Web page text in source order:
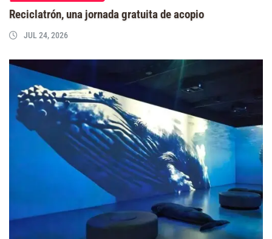
Reciclatrón, una jornada gratuita de acopio
JUL 24, 2026